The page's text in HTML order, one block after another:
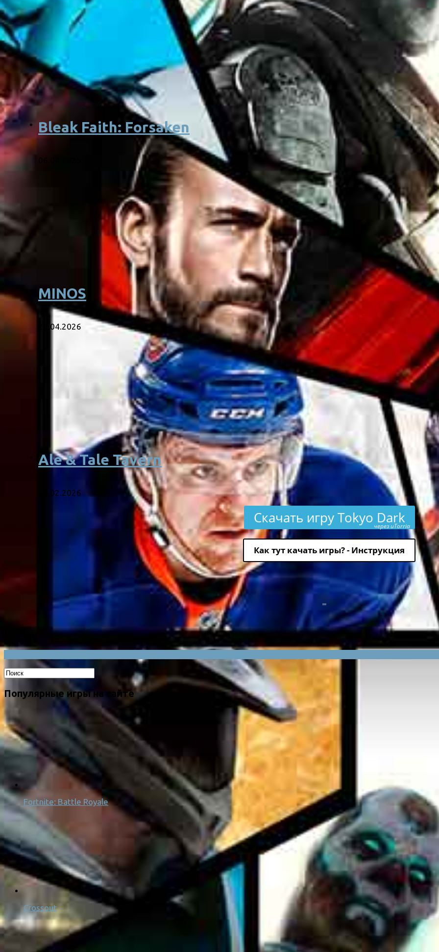
Bleak Faith: Forsaken
06.04.2025
MINOS
28.04.2026
Ale & Tale Tavern
26.02.2026
Скачать игру Tokyo Dark
через uTorria
Как тут качать игры? - Инструкция
Популярные игры на сайте
Fortnite: Battle Royale
Crossout